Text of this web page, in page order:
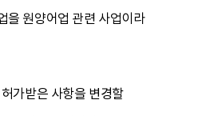
을 원양어업 관련 사업이라
가받은 사항을 변경할